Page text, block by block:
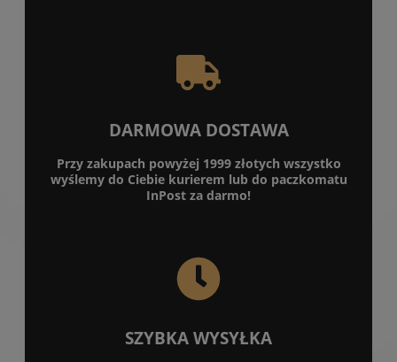
DARMOWA DOSTAWA
Przy zakupach powyżej 1999 złotych wszystko
wyślemy do Ciebie kurierem lub do paczkomatu
InPost za darmo!
SZYBKA WYSYŁKA